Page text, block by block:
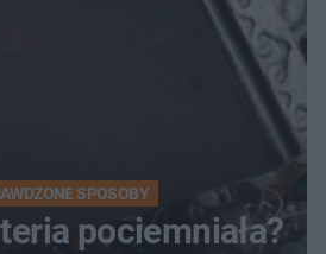
SPOSOBY
pociemniała?